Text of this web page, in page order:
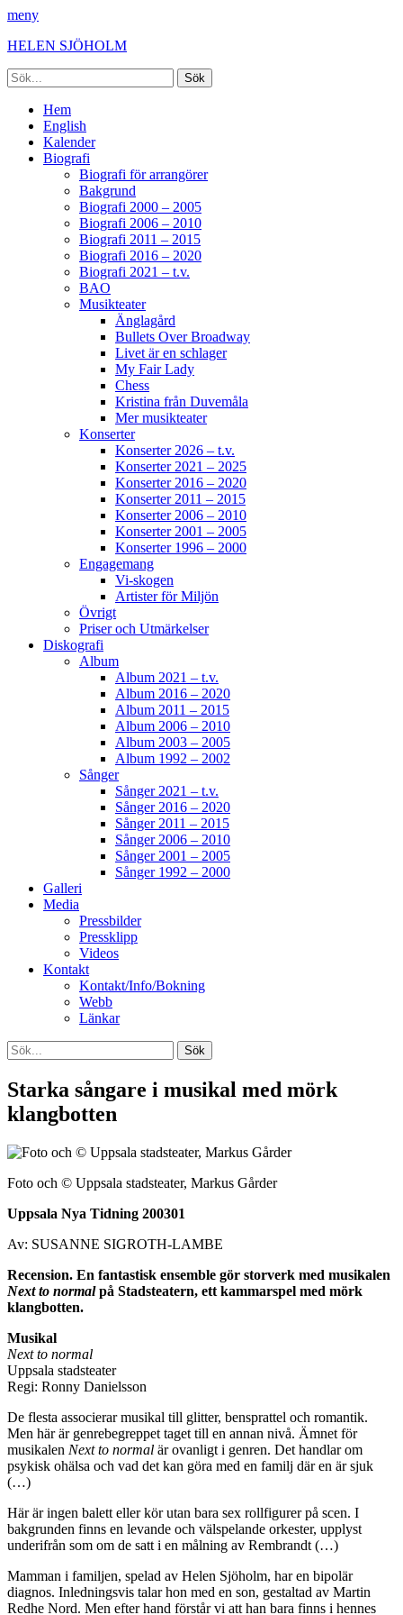
meny
HELEN SJÖHOLM
Sök
efter:
[label]
Primär
meny
Hoppa
innehåll
Hem
English
Kalender
Biografi
Biografi för arrangörer
Bakgrund
Biografi 2000 – 2005
Biografi 2006 – 2010
Biografi 2011 – 2015
Biografi 2016 – 2020
Biografi 2021 – t.v.
BAO
Musikteater
Änglagård
Bullets Over Broadway
Livet är en schlager
My Fair Lady
Chess
Kristina från Duvemåla
Mer musikteater
Konserter
Konserter 2026 – t.v.
Konserter 2021 – 2025
Konserter 2016 – 2020
Konserter 2011 – 2015
Konserter 2006 – 2010
Konserter 2001 – 2005
Konserter 1996 – 2000
Engagemang
Vi-skogen
Artister för Miljön
Övrigt
Priser och Utmärkelser
Diskografi
Album
Album 2021 – t.v.
Album 2016 – 2020
Album 2011 – 2015
Album 2006 – 2010
Album 2003 – 2005
Album 1992 – 2002
Sånger
Sånger 2021 – t.v.
Sånger 2016 – 2020
Sånger 2011 – 2015
Sånger 2006 – 2010
Sånger 2001 – 2005
Sånger 1992 – 2000
Galleri
Media
Pressbilder
Pressklipp
Videos
Kontakt
Kontakt/Info/Bokning
Webb
Länkar
Search
Sök
efter:
[label]
Starka sångare i musikal med mörk
klangbotten
Foto och © Uppsala stadsteater, Markus Gårder
Uppsala Nya Tidning 200301
Av: SUSANNE SIGROTH-LAMBE
Recension. En fantastisk ensemble gör storverk med musikalen
Next to normalpå Stadsteatern, ett kammarspel med mörk
klangbotten.
Musikal
Next to normal
Uppsala stadsteater
Regi: Ronny Danielsson
De flesta associerar musikal till glitter, bensprattel och romantik.
Men här är genrebegreppet taget till en annan nivå. Ämnet för
musikalen Next to normal är ovanligt i genren. Det handlar om
psykisk ohälsa och vad det kan göra med en familj där en är sjuk
(…)
Här är ingen balett eller kör utan bara sex rollfigurer på scen. I
bakgrunden finns en levande och välspelande orkester, upplyst
underifrån som om de satt i en målning av Rembrandt (…)
Mamman i familjen, spelad av Helen Sjöholm, har en bipolär
diagnos. Inledningsvis talar hon med en son, gestaltad av Martin
Redhe Nord. Men efter hand förstår vi att han bara finns i hennes